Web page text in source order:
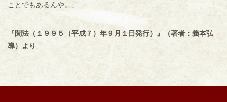
ことでもあるんや。」
『聞法（１９９５（平成７）年９月１日発行）』（著者：義本弘
導）より